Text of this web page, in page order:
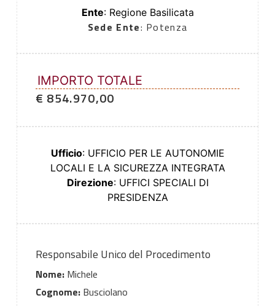
Ente: Regione Basilicata
Sede Ente: Potenza
IMPORTO TOTALE
€ 854.970,00
Ufficio: UFFICIO PER LE AUTONOMIE
LOCALI E LA SICUREZZA INTEGRATA
Direzione: UFFICI SPECIALI DI
PRESIDENZA
Responsabile Unico del Procedimento
Nome:Michele
Cognome:Busciolano